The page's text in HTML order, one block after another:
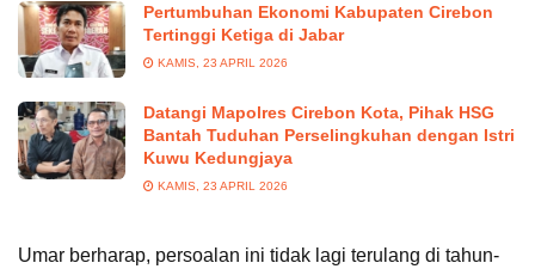
Pertumbuhan Ekonomi Kabupaten Cirebon
Tertinggi Ketiga di Jabar
KAMIS, 23 APRIL 2026
Datangi Mapolres Cirebon Kota, Pihak HSG
Bantah Tuduhan Perselingkuhan dengan Istri
Kuwu Kedungjaya
KAMIS, 23 APRIL 2026
Umar berharap, persoalan ini tidak lagi terulang di tahun-